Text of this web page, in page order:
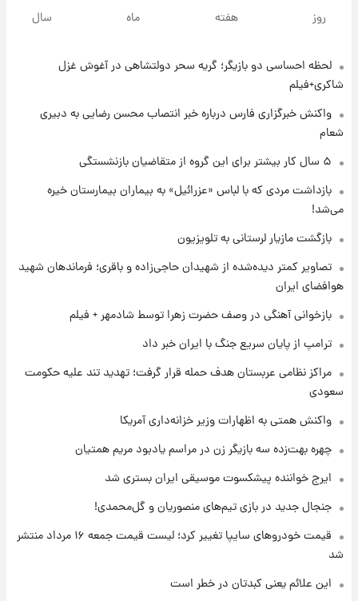
قیمت‌ها تغییر کرد
۱ روز پیش
پشت پرده عکس جدید ترامپ؛ مقام آمریکایی
درباره وضعیت او چه گفت؟
یک پیش‌بینی مهم از آینده بازار طلا
گران‌ترین خرید تاریخ رئال مادرید رونمایی شد
پیش‌بینی بارش‌های گسترده با ورود ال‌نینو؛ کدام
روز هفته ماه سال
لحظه احساسی دو بازیگر؛ گریه سحر دولتشاهی در آغوش غزل
شاکری+فیلم
واکنش خبرگزاری فارس درباره خبر انتصاب محسن رضایی به دبیری
شعام
۵ سال کار بیشتر برای این گروه از متقاضیان بازنشستگی
بازداشت مردی که با لباس «عزرائیل» به بیماران بیمارستان خیره
می‌شد!
بازگشت مازیار لرستانی به تلویزیون
تصاویر کمتر دیده‌شده از شهیدان حاجی‌زاده و باقری؛ فرماندهان شهید
هوافضای ایران
بازخوانی آهنگی در وصف حضرت زهرا توسط شادمهر + فیلم
ترامپ از پایان سریع جنگ با ایران خبر داد
مراکز نظامی عربستان هدف حمله قرار گرفت؛ تهدید تند علیه حکومت
سعودی
واکنش همتی به اظهارات وزیر خزانه‌داری آمریکا
چهره بهت‌زده سه بازیگر زن در مراسم یادبود مریم همتیان
ایرج خواننده پیشکسوت موسیقی ایران بستری شد
جنجال جدید در بازی تیم‌های منصوریان و گل‌محمدی!
قیمت خودروهای سایپا تغییر کرد؛ لیست قیمت جمعه ۱۶ مرداد منتشر
شد
این علائم یعنی کبدتان در خطر است